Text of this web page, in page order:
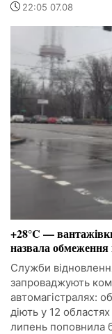
22:05 07.08
+28°C —
назвала обмеження
Служби
запроваджують
автомагістралях:
діють у 12
липень поповнила